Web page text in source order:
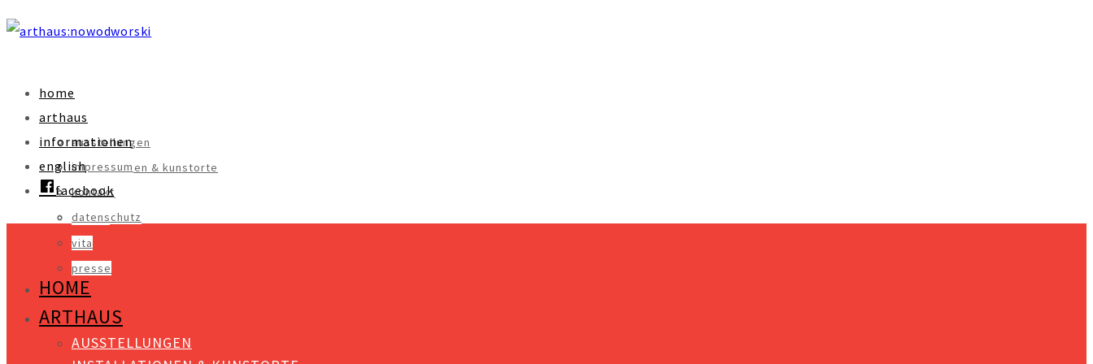
home
arthaus
ausstellungen
installationen & kunstorte
objekte
videos
vita
presse
informationen
impressum
kontakt
datenschutz
english
facebook
HOME
ARTHAUS
AUSSTELLUNGEN